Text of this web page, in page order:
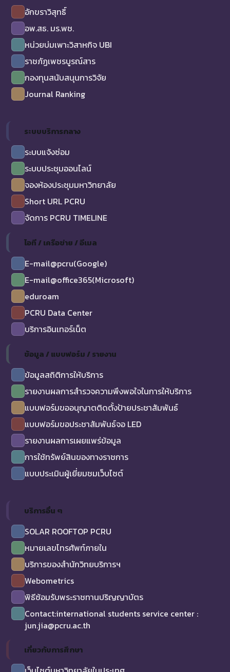
อักขราวิสุทธิ์
อพ.สธ. มร.พช.
หน่วยบ่มเพาะวิสาหกิจ UBI
ราชภัฏเพชรบูรณ์สาร
กองทุนสนับสนุนการวิจัย
Journal Ranking
ระบบบริการกลาง
ระบบแจ้งซ่อม
ระบบประชุมออนไลน์
จองห้องประชุมมหาวิทยาลัย
Short URL PCRU
จัดการ PCRU TIMELINE
ไอที / เครือข่าย / อีเมล
E-mail@pcru(Google)
E-mail@office365(Microsoft)
eduroam
PCRU Data Center
บริการอินเทอร์เน็ต
ข้อมูล / แบบฟอร์ม / รายงาน
ข้อมูลสถิติการให้บริการ
รายงานผลการสำรวจความพึงพอใจในการให้บริการ
แบบฟอร์มขออนุญาตติดตั้งป้ายประชาสัมพันธ์
แบบฟอร์มขอประชาสัมพันธ์จอ LED
รายงานผลการเผยแพร่ข้อมูล
การใช้ทรัพย์สินของทางราชการ
แบบประเมินผู้เยี่ยมชมเว็บไซต์
บริการอื่น ๆ
SOLAR ROOFTOP PCRU
หมายเลขโทรศัพท์ภายใน
บริการของสำนักวิทยบริการฯ
Webometrics
พิธีซ้อมรับพระราชทานปริญญาบัตร
Contact:international students service center :
jun.jia@pcru.ac.th
เกี่ยวกับการศึกษา